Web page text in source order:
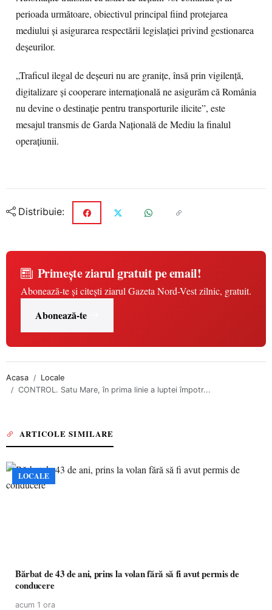
perioada următoare, obiectivul principal fiind protejarea
mediului și asigurarea respectării legislației privind gestionarea
deșeurilor.
„Traficul ilegal de deșeuri nu are granițe, însă prin vigilență,
digitalizare și cooperare internațională ne asigurăm că România
nu devine o destinație pentru transporturile ilicite”, este
mesajul transmis de Garda Națională de Mediu la finalul
operațiunii.
Distribuie:
Primește ziarul gratuit pe email!
Abonează-te și citești ziarul Gazeta Nord-Vest zilnic, gratuit.
Abonează-te
Acasa
Locale
CONTROL. Satu Mare, în prima linie a luptei împotr...
ARTICOLE SIMILARE
LOCALE
Bărbat de 43 de ani, prins la volan fără să fi avut permis de
conducere
acum 1 ora